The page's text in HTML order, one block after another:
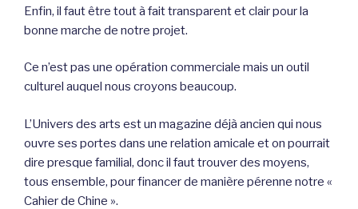
Enfin, il faut être tout à fait transparent et clair pour la
bonne marche de notre projet.
Ce n’est pas une opération commerciale mais un outil
culturel auquel nous croyons beaucoup.
L’Univers des arts est un magazine déjà ancien qui nous
ouvre ses portes dans une relation amicale et on pourrait
dire presque familial, donc il faut trouver des moyens,
tous ensemble, pour financer de manière pérenne notre «
Cahier de Chine ».